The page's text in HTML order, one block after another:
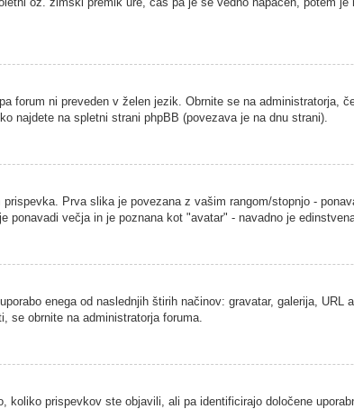
forum ni preveden v želen jezik. Obrnite se na administratorja,
najdete na spletni strani phpBB (povezava je na dnu strani).
Prva slika je povezana z vašim rangom/stopnjo -
večja in je poznana kot "avatar" - navadno je
enega od naslednjih štirih načinov: gravatar, galerija, URL
se obrnite na administratorja foruma.
prispevkov ste objavili, ali pa identificirajo določene